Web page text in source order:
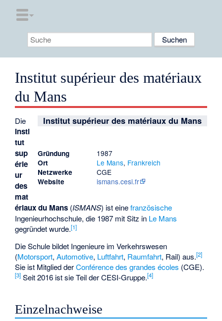
Institut supérieur des matériaux
du Mans
Institut supérieur des matériaux du Mans
Gründung 1987
Ort Le Mans, Frankreich
Netzwerke CGE
Website ismans.cesi.fr
Die
Insti
tut
sup
érie
ur
des
mat
ériaux du Mans (ISMANS) ist einefranzösische
Ingenieurhochschule, die 1987 mit Sitz in Le Mans
gegründet wurde.[1]
Die Schule bildet Ingenieure im Verkehrswesen
(Motorsport,Automotive, Luftfahrt, Raumfahrt, Rail) aus.[2]
Sie ist Mitglied derConférence des grandes écoles (CGE).
[3] Seit 2016 ist sie Teil der CESI-Gruppe.[4]
Einzelnachweise